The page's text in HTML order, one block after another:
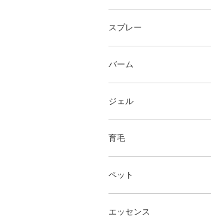
スプレー
バーム
ジェル
育毛
ペット
エッセンス